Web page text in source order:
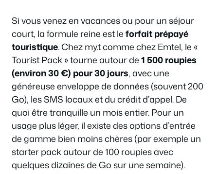
Si vous venez en vacances ou pour un séjour
court, la formule reine est leforfait prépayé
touristique. Chez my.t comme chez Emtel, le «
Tourist Pack » tourne autour de1 500 roupies
(environ 30 €) pour 30 jours, avec une
généreuse enveloppe de données (souvent 200
Go), les SMS locaux et du crédit d’appel. De
quoi être tranquille un mois entier. Pour un
usage plus léger, il existe des options d’entrée
de gamme bien moins chères (par exemple un
starter pack autour de 100 roupies avec
quelques dizaines de Go sur une semaine).